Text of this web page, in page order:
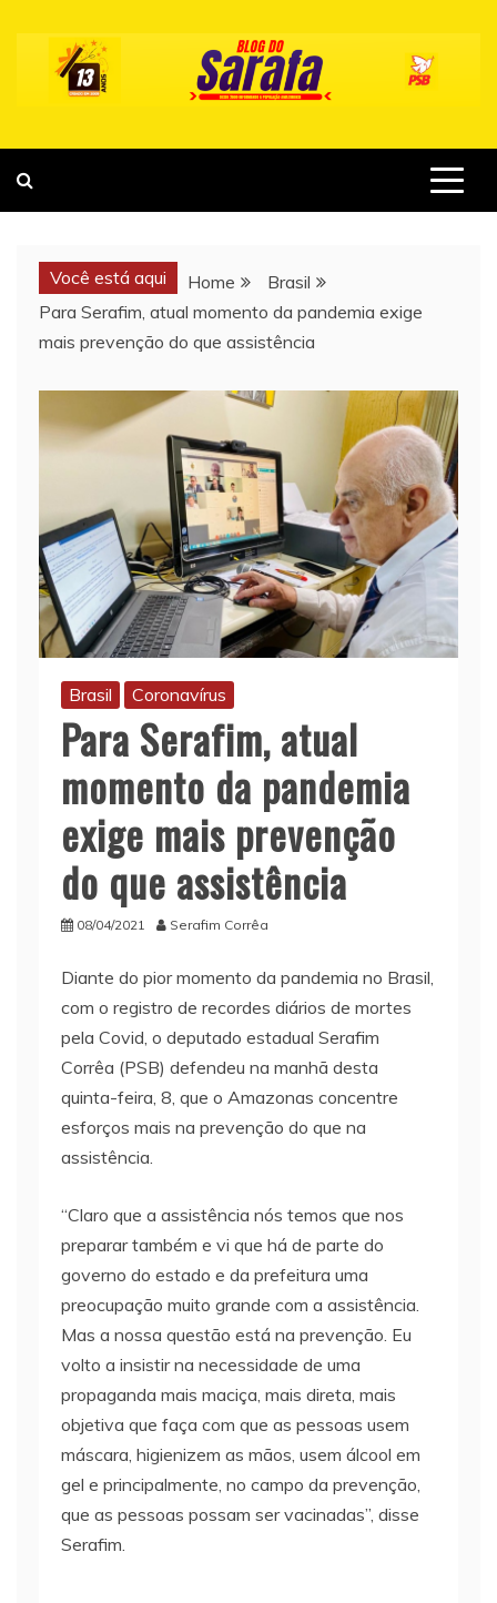
content
Você está aqui Home
Brasil
Para Serafim, atual momento da pandemia exige
mais prevenção do que assistência
Brasil Coronavírus
Para Serafim, atual
momento da pandemia
exige mais prevenção
do que assistência
08/04/2021 Serafim Corrêa
Diante do pior momento da pandemia no Brasil,
com o registro de recordes diários de mortes
pela Covid, o deputado estadual Serafim
Corrêa (PSB) defendeu na manhã desta
quinta-feira, 8, que o Amazonas concentre
esforços mais na prevenção do que na
assistência.
“Claro que a assistência nós temos que nos
preparar também e vi que há de parte do
governo do estado e da prefeitura uma
preocupação muito grande com a assistência.
Mas a nossa questão está na prevenção. Eu
volto a insistir na necessidade de uma
propaganda mais maciça, mais direta, mais
objetiva que faça com que as pessoas usem
máscara, higienizem as mãos, usem álcool em
gel e principalmente, no campo da prevenção,
que as pessoas possam ser vacinadas”, disse
Serafim.